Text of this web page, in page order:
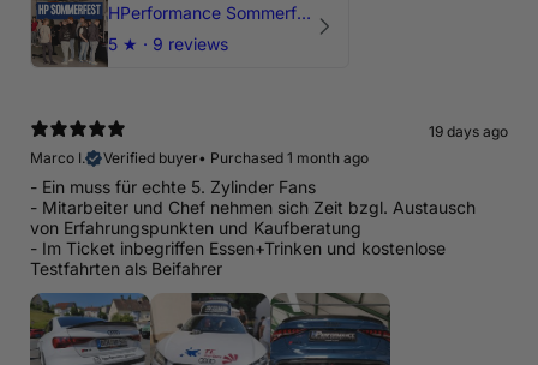
HPerformance Sommerfest 2026
5 ★ · 9 reviews
19 days ago
Marco I.
Verified buyer• Purchased 1 month ago
- Ein muss für echte 5. Zylinder Fans
- Mitarbeiter und Chef nehmen sich Zeit bzgl. Austausch
von Erfahrungspunkten und Kaufberatung
- Im Ticket inbegriffen Essen+Trinken und kostenlose
Testfahrten als Beifahrer